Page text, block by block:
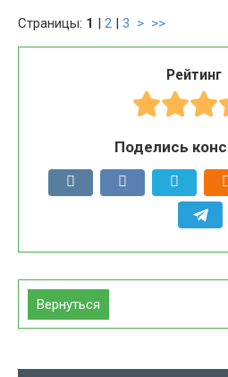
Страницы: 1 | 2 | 3 > >>
Рейтинг
Поделись
Вернуться